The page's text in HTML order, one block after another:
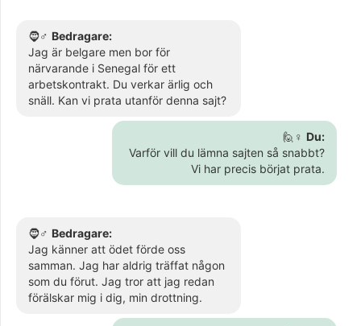
🧔♂️ Bedragare:
Jag är belgare men bor för
närvarande i Senegal för ett
arbetskontrakt. Du verkar ärlig och
snäll. Kan vi prata utanför denna sajt?
🙋♀️ Du:
Varför vill du lämna sajten så snabbt?
Vi har precis börjat prata.
🧔♂️ Bedragare:
Jag känner att ödet förde oss
samman. Jag har aldrig träffat någon
som du förut. Jag tror att jag redan
förälskar mig i dig, min drottning.